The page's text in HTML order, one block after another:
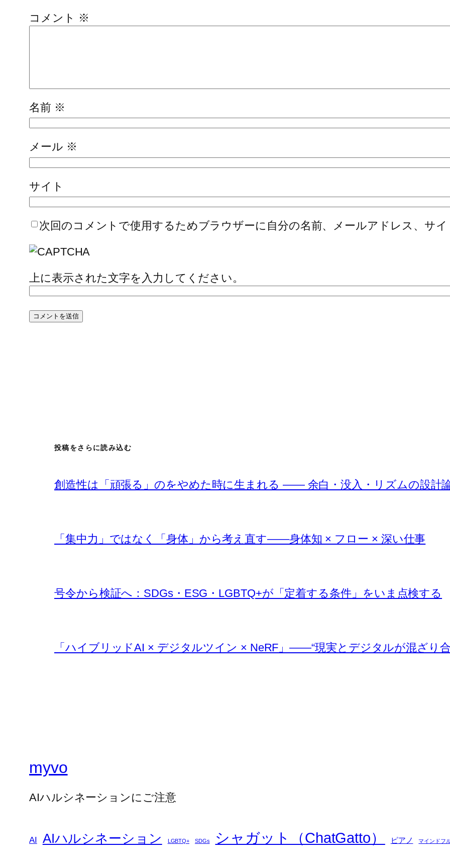
コメント ※
名前 ※
メール ※
サイト
次回のコメントで使用するためブラウザーに自分の名前、メールアドレス、サ
上に表示された文字を入力してください。
投稿をさらに読み込む
創造性は「頑張る」のをやめた時に生まれる —— 余白・没入・リズムの設計
「集中力」ではなく「身体」から考え直す――身体知 × フロー × 深い仕事
号令から検証へ：SDGs・ESG・LGBTQ+が「定着する条件」をいま点検する
「ハイブリッドAI × デジタルツイン × NeRF」――“現実とデジタルが混ざり
myvo
AIハルシネーションにご注意
AI AIハルシネーション LGBTQ+ SDGs シャガット（ChatGatto） ピアノ マインドフ